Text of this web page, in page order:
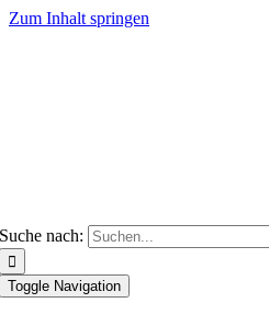
Zum Inhalt springen
Suche nach:
Toggle Navigation